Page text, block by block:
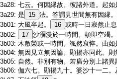
七云。何因縁故。彼諸外道。起如
是 15 法。答謂見世間無有因縁
大風卒起。 16 或時一日寂然止
17 沙瀰漫於一時間。頓即空竭
木敷榮或一時間。颯然衰悴。由如
無因見立無因論。顯揚亦同此。則
自然。非別有物。若廣分別上諸異
伽六七。顯揚九十。婆沙十一二。